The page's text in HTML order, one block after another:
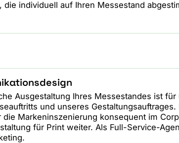
die individuell auf Ihren Messestand
Ausgestaltung Ihres Messestandes ist
und unseres
Markeninszenierung konsequent im
für Print weiter. Als Full-Service-